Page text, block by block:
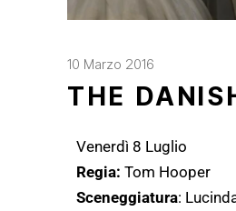
10 Marzo 2016
THE
Venerdì 8 Luglio
Regia: Tom Hooper
Sceneggiatura: